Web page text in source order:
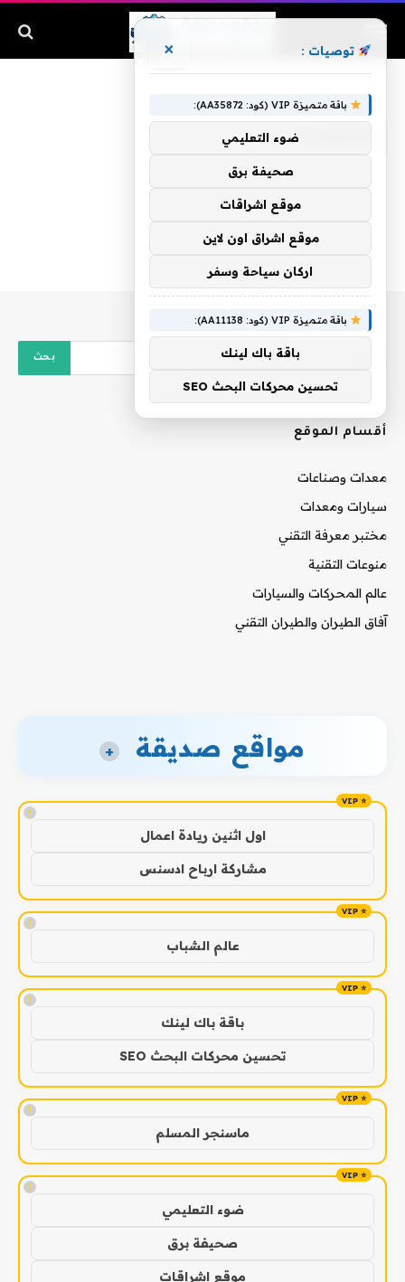
أقسام الموقع
معدات وصناعات
سيارات ومعدات
مختبر معرفة التقني
منوعات التقنية
عالم المحركات والسيارات
آفاق الطيران والطيران التقني
مواقع صديقة +
!
اول اثنين ريادة اعمال
مشاركة ارباح ادسنس
!
عالم الشباب
!
باقة باك لينك
تحسين محركات البحث SEO
!
ماسنجر المسلم
!
ضوء التعليمي
صحيفة برق
موقع اشراقات
توصيات : ×
باقة متميزة VIP (كود: AA35872):
ضوء التعليمي
صحيفة برق
موقع اشراقات
موقع اشراق اون لاين
اركان سياحة وسفر
باقة متميزة VIP (كود: AA11138):
باقة باك لينك
تحسين محركات البحث SEO